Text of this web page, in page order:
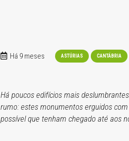
Há 9 meses ASTÚRIAS CANTÁBRIA
Há poucos edifícios mais
rumo: estes monumentos erguidos
possível que tenham chegado até aos